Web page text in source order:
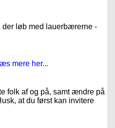
der løb med lauerbærerne -
mere her...
folk af og på, samt ændre på
at du først kan invitere